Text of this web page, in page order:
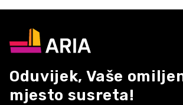
Oduvijek, Vaše
mjesto susreta!